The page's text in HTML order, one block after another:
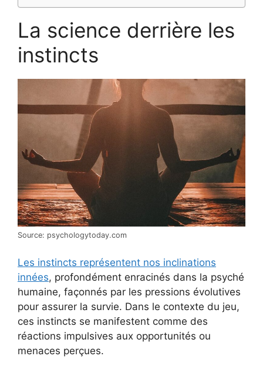
La science derrière les
instincts
Source: psychologytoday.com
Les instincts représentent nos inclinations
innées, profondément enracinés dans la psyché
humaine, façonnés par les pressions évolutives
pour assurer la survie. Dans le contexte du jeu,
ces instincts se manifestent comme des
réactions impulsives aux opportunités ou
menaces perçues.